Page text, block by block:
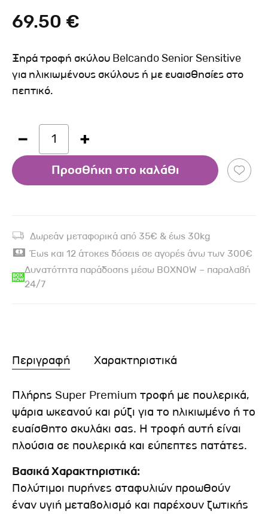
69.50 €
Ξηρά τροφή σκύλου Belcando Senior Sensitive
για ηλικιωμένους σκύλους ή με ευαισθησίες στο
πεπτικό.
1
Προσθήκη στο καλάθι
Δωρεάν μεταφορικά από 35€ & έως 30kg
Έως και 12 άτοκες δόσεις σε αγορές άνω των 300€
Δυνατότητα παράδοσης μέσω BOXNOW – παραλαβή
24/7
Περιγραφή Χαρακτηριστικά
Πλήρης Super Premium τροφή με πουλερικά,
ψάρια ωκεανού και ρύζι για το ηλικιωμένο ή το
ευαίσθητο σκυλάκι σας. Η τροφή αυτή είναι
πλούσια σε πουλερικά και εύπεπτες πατάτες.
Βασικά Χαρακτηριστικά:
Πολύτιμοι πυρήνες σταφυλιών προωθούν
έναν υγιή μεταβολισμό και παρέχουν ζωτικής